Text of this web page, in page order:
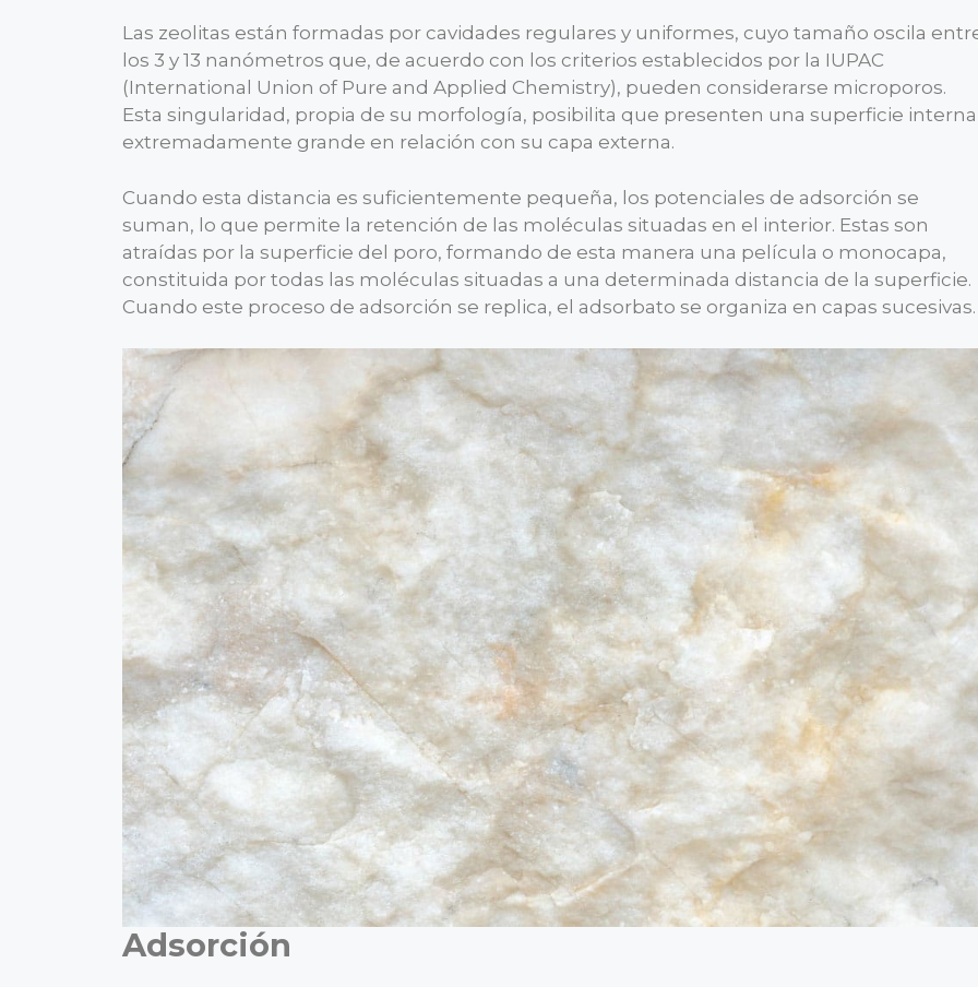
Las zeolitas están formadas por cavidades regulares y uniformes, cuyo tamaño oscila
los 3 y 13 nanómetros que, de acuerdo con los criterios establecidos por la IUPAC
(International Union of Pure and Applied Chemistry), pueden considerarse microporos.
Esta singularidad, propia de su morfología, posibilita que presenten una superficie interna
extremadamente grande en relación con su capa externa.
Cuando esta distancia es suficientemente pequeña, los potenciales de adsorción se
suman, lo que permite la retención de las moléculas situadas en el interior. Estas son
atraídas por la superficie del poro, formando de esta manera una película o monocapa,
constituida por todas las moléculas situadas a una determinada distancia de la superficie.
Cuando este proceso de adsorción se replica, el adsorbato se organiza en capas sucesivas.
Adsorción